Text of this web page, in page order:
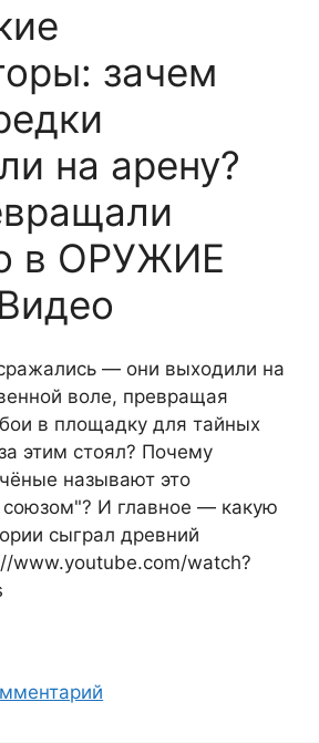
зачем
на арену?
в ОРУЖИЕ
— они выходили на
воле, превращая
в площадку для тайных
этим стоял? Почему
называют это
И главное — какую
сыграл древний
www.youtube.com/watch?